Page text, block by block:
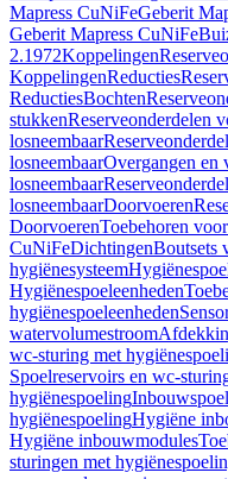
Mapress CuNiFeGeberit
Geberit Mapress CuNiFe
2.1972Koppelingen
KoppelingenReducties
ReductiesBochten
stukkenReserveonderdelen
losneembaar
losneembaarOvergangen en
losneembaar
losneembaarDoorvoeren
DoorvoerenToebehoren
CuNiFeDichtingenBoutsets
hygiënesysteem
Hygiënespoeleenheden
hygiënespoeleenheden
watervolumestroom
wc-sturing met
Spoelreservoirs en wc-
hygiënespoeling
hygiënespoelingHygiëne
Hygiëne inbouwmodules
sturingen met